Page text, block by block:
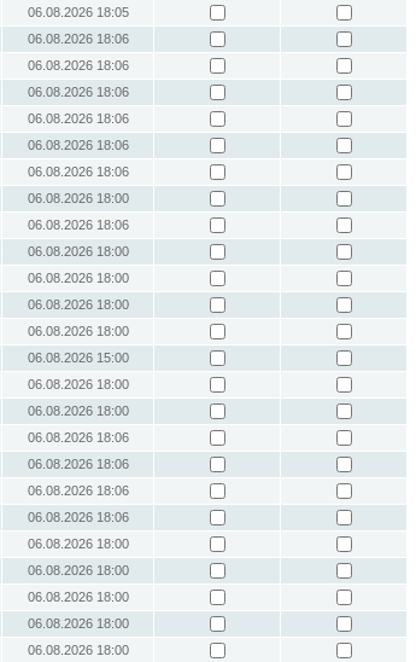
06.08.2026 18:05
06.08.2026 18:06
06.08.2026 18:06
06.08.2026 18:06
06.08.2026 18:06
06.08.2026 18:06
06.08.2026 18:06
06.08.2026 18:00
06.08.2026 18:06
06.08.2026 18:00
06.08.2026 18:00
06.08.2026 18:00
06.08.2026 18:00
06.08.2026 15:00
06.08.2026 18:00
06.08.2026 18:00
06.08.2026 18:06
06.08.2026 18:06
06.08.2026 18:06
06.08.2026 18:06
06.08.2026 18:00
06.08.2026 18:00
06.08.2026 18:00
06.08.2026 18:00
06.08.2026 18:00